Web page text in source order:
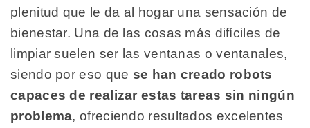
plenitud que le da al hogar una sensación de
bienestar. Una de las cosas más difíciles de
limpiar suelen ser las ventanas o ventanales,
siendo por eso que se han creado robots
capaces de realizar estas tareas sin ningún
problema, ofreciendo resultados excelentes